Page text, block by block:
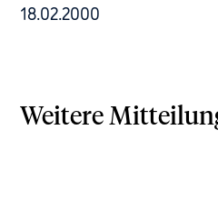
18.02.2000
Weitere